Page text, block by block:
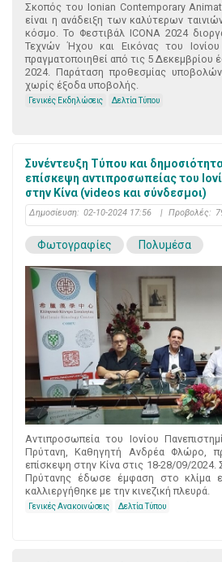
Σκοπός του Ionian Contemporary
είναι η ανάδειξη των καλύτερων
κόσμο. Το Φεστιβάλ ICONA 2024
Τεχνών Ήχου και Εικόνας του
πραγματοποιηθεί από τις 5 Δεκεμβρίου
2024. Παράταση προθεσμίας
χωρίς έξοδα υποβολής.
Γενικές Εκδηλώσεις Δελτία Τύπου
Συνέντευξη Τύπου και
επίσκεψη αντιπροσωπείας του
στην Κίνα (videos και σύνδεσμοι)
Δημοσίευση: 02-10-2024 17:56 | Προβολές:
Φωτογραφίες Πολυμέσα
Αντιπροσωπεία του Ιονίου
Πρύτανη, Καθηγητή Ανδρέα Φλώρο,
επίσκεψη στην Κίνα στις 18-28/09/2024.
Πρύτανης έδωσε έμφαση στο κλίμα
καλλιεργήθηκε με την κινεζική πλευρά.
Γενικές Ανακοινώσεις Δελτία Τύπου